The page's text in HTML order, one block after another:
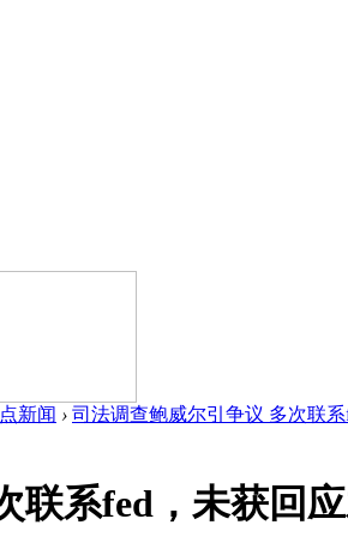
新闻 › 司法调查鲍威尔引争议 多次联
联系fed，未获回